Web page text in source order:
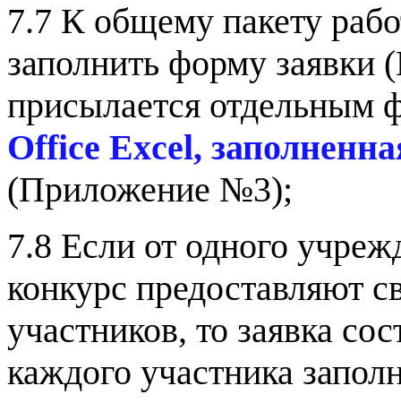
7.7 К общему пакету
заполнить форму заявки
присылается отдельным
Office Excel,
(Приложение №3);
7.8 Если от одного
конкурс предоставляют
участников, то заявка
каждого участника